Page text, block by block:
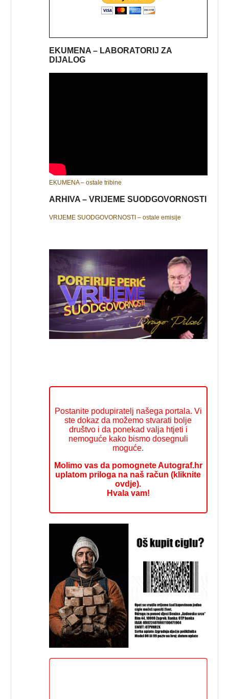
EKUMENA – LABORATORIJ ZA
DIJALOG
EKUMENA – ostale tribine
ARHIVA – VRIJEME SUODGOVORNOSTI
VRIJEME SUODGOVORNOSTI – ostale emisije
Postanite podupiratelj našega portala. Vi
ste dokaz da možemo stvarati bolje
društvo i da ponekad valja htjeti i
nemoguće kako bismo dosegnuli
moguće.
Molimo vas da pomognete Autograf.hr
uplatom priloga na naš račun (kliknite
ovdje).
Hvala vam!